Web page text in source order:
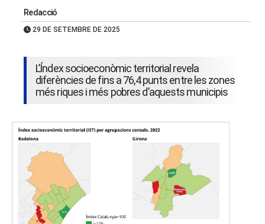
Redacció
29 DE SETEMBRE DE 2025
L’Índex socioeconòmic territorial revela
diferències de fins a 76,4 punts entre les zones
més riques i més pobres d’aquests municipis